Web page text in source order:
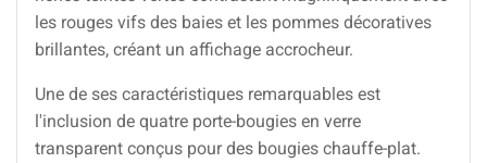
les rouges vifs des baies et les pommes décoratives
brillantes, créant un affichage accrocheur.
Une de ses caractéristiques remarquables est
l'inclusion de quatre porte-bougies en verre
transparent conçus pour des bougies chauffe-plat.